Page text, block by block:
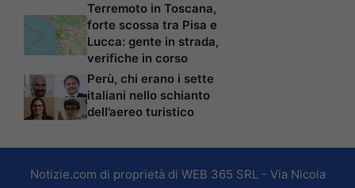
Terremoto in Toscana,
forte scossa tra Pisa e
Lucca: gente in strada,
verifiche in corso
Perù, chi erano i sette
italiani nello schianto
dell’aereo turistico
Notizie.com di proprietà di WEB 365 SRL - Via Nicola